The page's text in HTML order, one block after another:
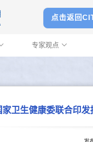
点击返回
专家观点 
卫生健康委联合印